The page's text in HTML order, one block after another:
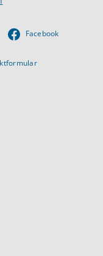
Facebook